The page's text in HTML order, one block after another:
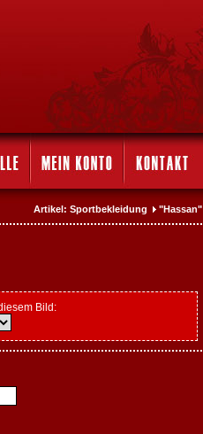
Artikel: Sportbekleidung "Hassan"
Bild: